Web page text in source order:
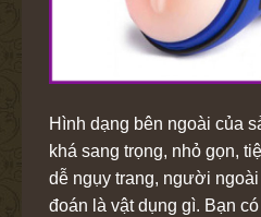
Hình dạng bên ngoài của
khá sang trọng, nhỏ gọn,
dễ ngụy trang, người
đoán là vật dụng gì. Bạn